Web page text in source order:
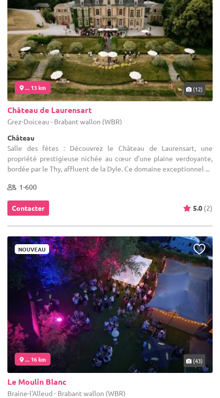
... 13 km (12)
Château de Laurensart
Grez-Doiceau - Brabant wallon (WBR)
Château
Salle des fêtes : Découvrez le Château de Laurensart, une
propriété prestigieuse nichée au cœur d'une plaine verdoyante,
bordée par le Thy, affluent de la Dyle. Ce domaine exceptionnel ...
1-600
Contacter 5.0 (2)
NOUVEAU
... 16 km (43)
Le Moulin Blanc
Braine-l'Alleud - Brabant wallon (WBR)